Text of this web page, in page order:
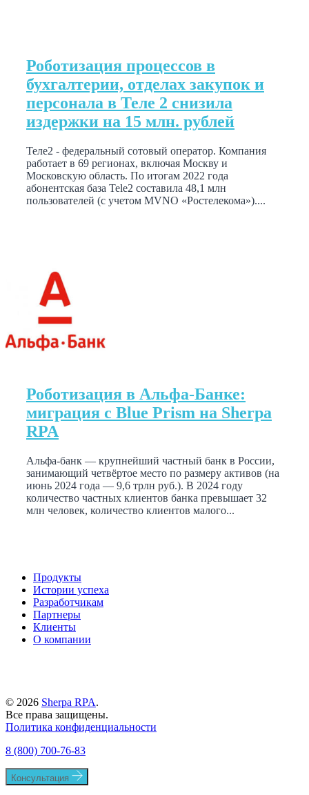
Роботизация процессов в
бухгалтерии, отделах закупок и
персонала в Теле 2 снизила
издержки на 15 млн. рублей
Теле2 - федеральный сотовый оператор. Компания
работает в 69 регионах, включая Москву и
Московскую область. По итогам 2022 года
абонентская база Tele2 составила 48,1 млн
пользователей (с учетом MVNO «Ростелекома»)....
Роботизация в Альфа-Банке:
миграция с Blue Prism на Sherpa
RPA
Альфа-банк — крупнейший частный банк в России,
занимающий четвёртое место по размеру активов (на
июнь 2024 года — 9,6 трлн руб.). В 2024 году
количество частных клиентов банка превышает 32
млн человек, количество клиентов малого...
Продукты
Истории успеха
Разработчикам
Партнеры
Клиенты
О компании
© 2026 Sherpa RPA.
Все права защищены.
Политика конфиденциальности
8 (800) 700-76-83
Консультация